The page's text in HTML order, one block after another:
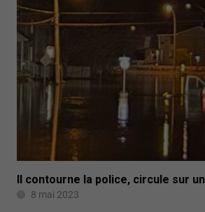
Il contourne la police, circule sur
8 mai 2023